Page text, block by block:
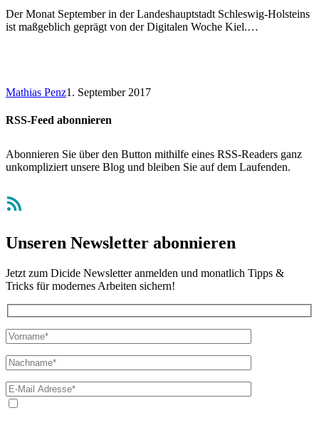
Der Monat September in der Landeshauptstadt Schleswig-Holsteins
ist maßgeblich geprägt von der Digitalen Woche Kiel.…
Mathias Penz1. September 2017
RSS-Feed abonnieren
Abonnieren Sie über den Button mithilfe eines RSS-Readers ganz
unkompliziert unsere Blog und bleiben Sie auf dem Laufenden.
RSS-Feed
Unseren Newsletter abonnieren
Jetzt zum Dicide Newsletter anmelden und monatlich Tipps &
Tricks für modernes Arbeiten sichern!